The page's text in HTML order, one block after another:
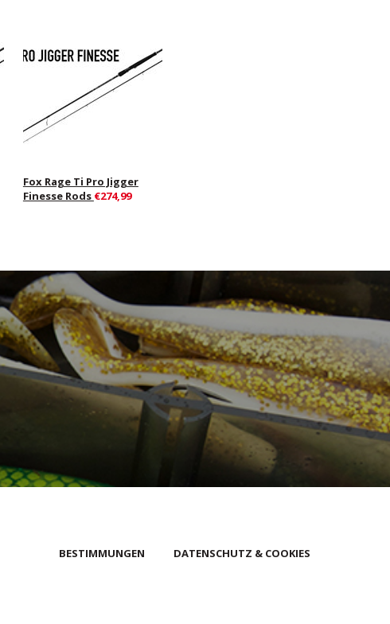
Fox Rage Ti Pro Jigger
Finesse Rods €274,99
BESTIMMUNGEN DATENSCHUTZ & COOKIES